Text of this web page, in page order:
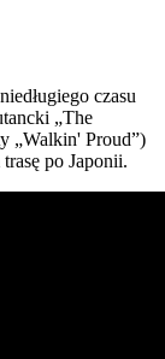
czasu
„The
„Walkin' Proud”)
po Japonii.